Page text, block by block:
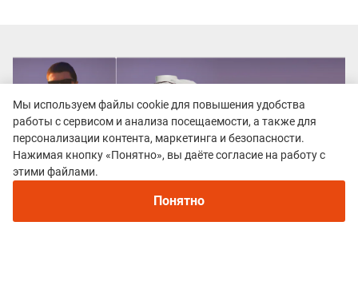
Рекомендуем
Непромокаемые кроссовки для бега зимой и
трейлраннинга 2026. Для города и
Мы используем файлы cookie для повышения удобства
работы с сервисом и анализа посещаемости, а также для
персонализации контента, маркетинга и безопасности.
Нажимая кнопку «Понятно», вы даёте согласие на работу с
этими файлами.
Понятно